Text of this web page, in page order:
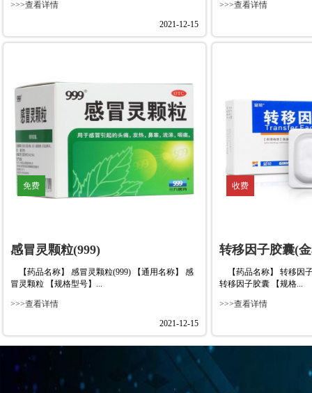
>>>查看详情
2021-12-15
>>>查看详情
免费
免费
感冒灵颗粒(999)
【药品名称】 感冒灵颗粒(999) 【通用名称】 感
冒灵颗粒 【规格型号】...
>>>查看详情
2021-12-15
收费
转移因子胶囊(
【药品名称】 转移因
转移因子胶囊 【规格...
>>>查看详情